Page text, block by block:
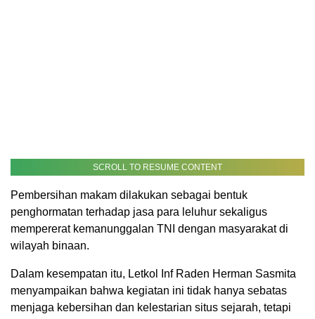
SCROLL TO RESUME CONTENT
Pembersihan makam dilakukan sebagai bentuk
penghormatan terhadap jasa para leluhur sekaligus
mempererat kemanunggalan TNI dengan masyarakat di
wilayah binaan.
Dalam kesempatan itu, Letkol Inf Raden Herman Sasmita
menyampaikan bahwa kegiatan ini tidak hanya sebatas
menjaga kebersihan dan kelestarian situs sejarah, tetapi